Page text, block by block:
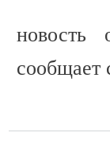
новость
сообщает